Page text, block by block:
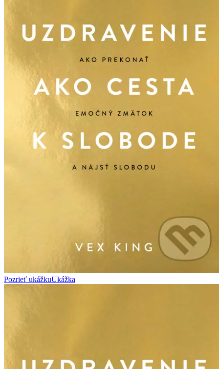
Pozrieť ukážkuUkážka